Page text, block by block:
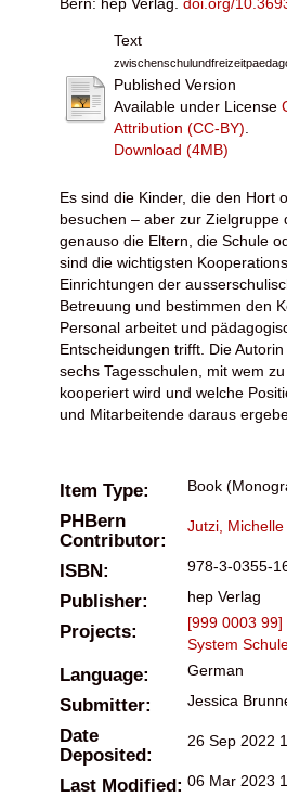
Text
Published Version
Available under License
Attribution (CC-BY)
Download (4MB)
Es sind die Kinder, die den Hort
besuchen – aber zur Zielgruppe
genauso die Eltern, die Schule
sind die wichtigsten
Einrichtungen der
Betreuung und bestimmen den
Personal arbeitet und
Entscheidungen trifft. Die
sechs Tagesschulen, mit wem
kooperiert wird und welche
und Mitarbeitende daraus
Item Type: Book
PHBern
Contributor:
Jutzi, Michelle
ISBN: 978-3-0355-
Publisher: hep Verlag
Projects:
[999 0003 99]
System
Language: German
Submitter: Jessica
Date
Deposited:
26 Sep 2022
Last Modified: 06 Mar 2023